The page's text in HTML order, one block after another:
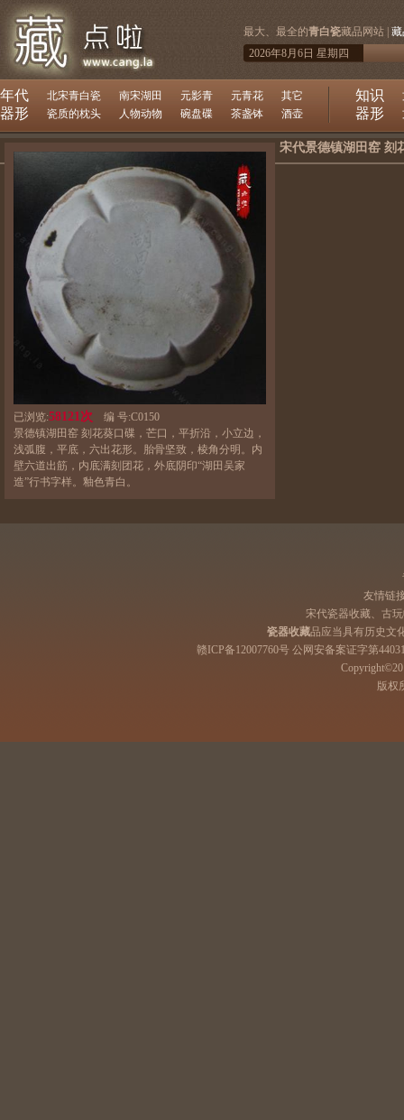
最大、最全的青白瓷藏品网站 |
2026年8月6日 星期四
年代 北宋青白瓷 南宋湖田 元影青 元青花 其它
器形 瓷质的枕头 人物动物 碗盘碟 茶盏钵 酒壶
知识
器形
已浏览:58121次 编 号:C0150
景德镇湖田窑 刻花葵口碟，芒口，平折沿，小立边，
浅弧腹，平底，六出花形。胎骨坚致，棱角分明。内
壁六道出筋，内底满刻团花，外底阴印“湖田吴家
造”行书字样。釉色青白。
宋代景德镇湖田窑 刻
友情链
宋代瓷器收藏、古
瓷器收藏品应当具有历史文
赣ICP备12007760号 公网安备案证字第
版权